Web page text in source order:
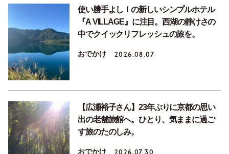
使い勝手よし！の新しいシンプルホテル
『A VILLAGE』に注目。西湖の静けさの
中でクイックリフレッシュの旅を。
おでかけ 2026.08.07
【広瀬裕子さん】23年ぶりに京都の思い
出の老舗旅館へ。ひとり、気ままに過ご
す旅のたのしみ。
おでかけ